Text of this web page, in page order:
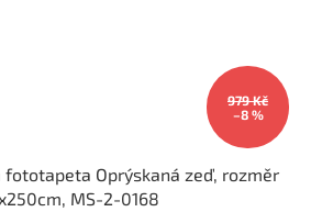
979 Kč
–8 %
Oprýskaná zeď, rozměr
MS-2-0168